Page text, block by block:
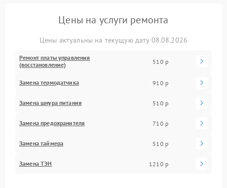
Цены на услуги ремонта
Цены актуальны на текущую дату 08.08.2026
Ремонт платы управления
(восстановление)
510 р
Замена термодатчика 910 р
Замена шнура питания 510 р
Замена предохранителя 710 р
Замена таймера 510 р
Замена ТЭН 1210 р